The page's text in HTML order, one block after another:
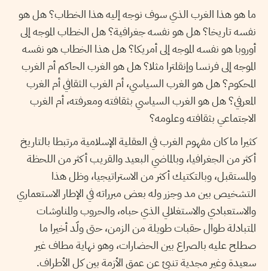
ما هو هذا الغرب الذي سوف نوجه إليه هذا الخطاب؟ هل هو
نفسه تاريخا؟ هل هو نفسه جغرافية؟ هل الخطاب الموجه إلى
أوروبا هو نفسه الموجه إلى أمريكا؟ هل هذا الخطاب هو نفسه
الموجه إلى فرنسا وإنقلترا مثلا؟ هل هو الغرب الحاكم أم الغرب
المحكوم؟ هل هو الغرب السياسي، أم الغرب الثقافي أم الغرب
المعرفي؟ هل هو الغرب السياسي بثقافته ومعرفته، أم الغرب
الاجتماعي بثقافته وعلومه؟
كثيرا ما كان مفهوم الغرب في العقلية الإسلامية مرتبطا بالتاريخ
أكثر من الجغرافيا، وبالماضي البعيد والقريب أكثر من اللحظة
والمستقبل، وبالتكتيك أكثر من الاستراتيجيا، وظل هذا
التشخيص بين مد وجزر وله بعض مبرراته في الإطار الاستعماري
والاستعبادي والاستغلالي الذي حباه، والحروب والمناوشات
المتبادلة طوال حقبات طويلة من الزمن، حتى ولّد أخيرا ما
صطلح عليه بالصراع بين الحضارات، وهو نهاية مطاف غير
سعيدة وغير مجدية تنبئ عن عمق الأزمة بين كل الأطراف.